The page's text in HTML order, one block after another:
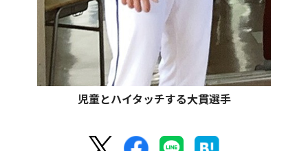
児童とハイタッチする大貫選手